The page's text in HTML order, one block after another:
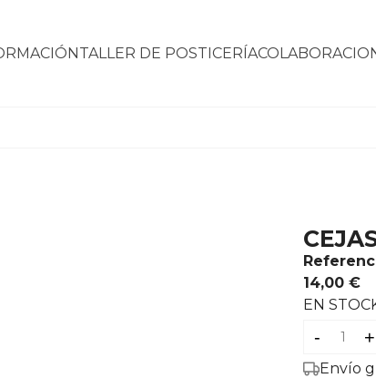
TALLER DE POSTICERÍA
14,00 €
EN
- +
Envío